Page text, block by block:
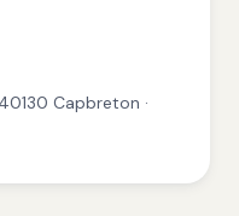
Capbreton ·